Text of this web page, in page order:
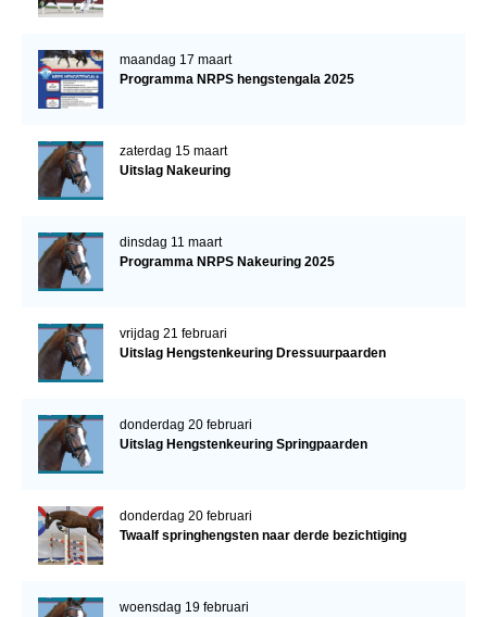
maandag 17 maart
Programma NRPS hengstengala 2025
zaterdag 15 maart
Uitslag Nakeuring
dinsdag 11 maart
Programma NRPS Nakeuring 2025
vrijdag 21 februari
Uitslag Hengstenkeuring Dressuurpaarden
donderdag 20 februari
Uitslag Hengstenkeuring Springpaarden
donderdag 20 februari
Twaalf springhengsten naar derde bezichtiging
woensdag 19 februari